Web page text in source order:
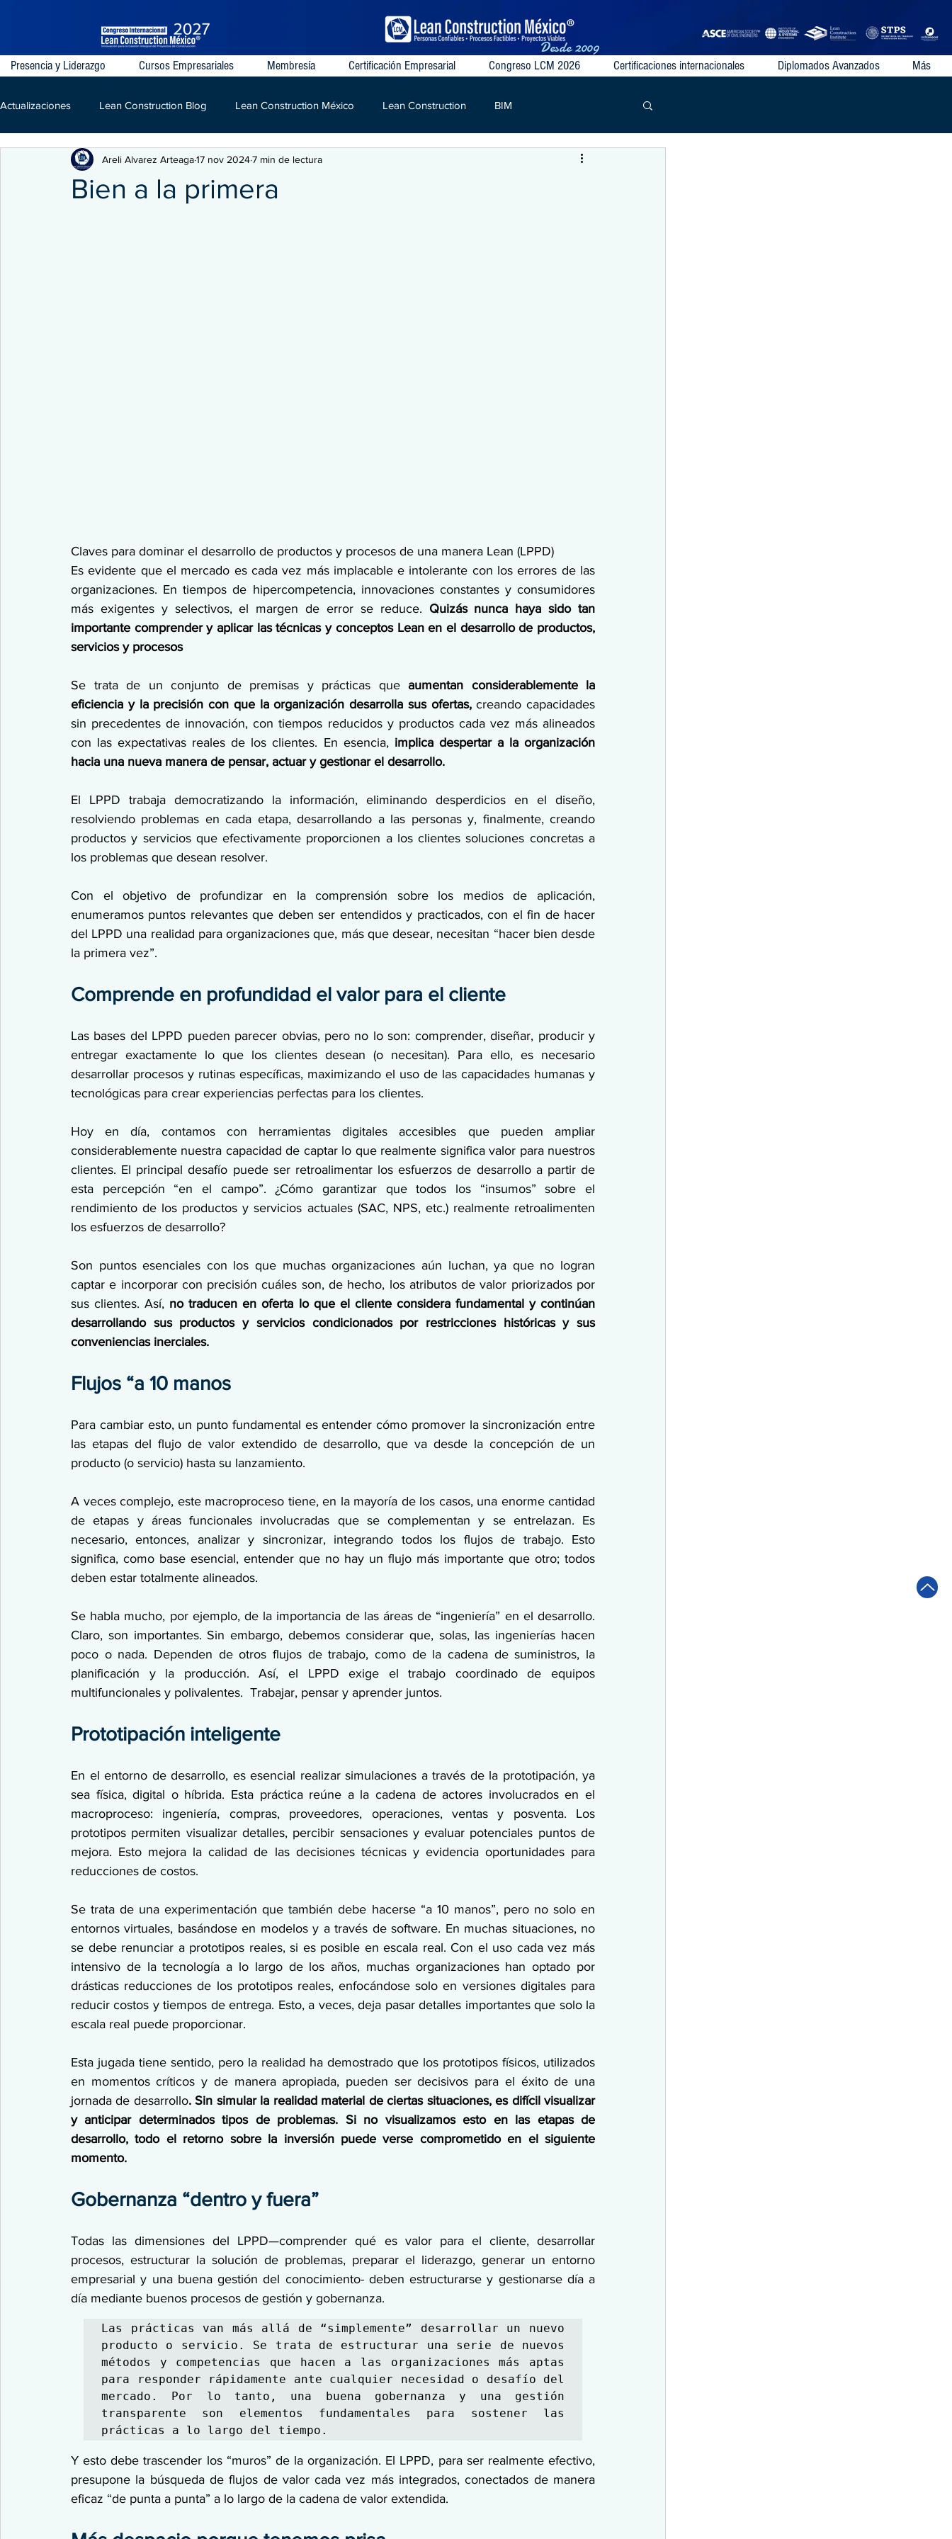
Desde 2009
Presencia y Liderazgo Cursos Empresariales Membresía Certificación Empresarial Congreso LCM 2026 Certificaciones internacionales Diplomados Avanzados Más
Actualizaciones Lean Construction Blog Lean Construction México Lean Construction BIM
Last Planner System VDC IPD Lean LPDS Contratos Colaborativos
Bien a la primera
Areli Alvarez Arteaga17 nov 20247 min de lectura
Claves para dominar el desarrollo de productos y procesos de una manera Lean (LPPD)
Es evidente que el mercado es cada vez más implacable e intolerante con los errores de las
organizaciones. En tiempos de hipercompetencia, innovaciones constantes y consumidores
más exigentes y selectivos, el margen de error se reduce. Quizás nunca haya sido tan
importante comprender y aplicar las técnicas y conceptos Lean en el desarrollo de productos,
servicios y procesos
Se trata de un conjunto de premisas y prácticas que aumentan considerablemente la
eficiencia y la precisión con que la organización desarrolla sus ofertas, creando capacidades
sin precedentes de innovación, con tiempos reducidos y productos cada vez más alineados
con las expectativas reales de los clientes. En esencia, implica despertar a la organización
hacia una nueva manera de pensar, actuar y gestionar el desarrollo.
El LPPD trabaja democratizando la información, eliminando desperdicios en el diseño,
resolviendo problemas en cada etapa, desarrollando a las personas y, finalmente, creando
productos y servicios que efectivamente proporcionen a los clientes soluciones concretas a
los problemas que desean resolver.
Con el objetivo de profundizar en la comprensión sobre los medios de aplicación,
enumeramos puntos relevantes que deben ser entendidos y practicados, con el fin de hacer
del LPPD una realidad para organizaciones que, más que desear, necesitan “hacer bien desde
la primera vez”.
Comprende en profundidad el valor para el cliente
Las bases del LPPD pueden parecer obvias, pero no lo son: comprender, diseñar, producir y
entregar exactamente lo que los clientes desean (o necesitan). Para ello, es necesario
desarrollar procesos y rutinas específicas, maximizando el uso de las capacidades humanas y
tecnológicas para crear experiencias perfectas para los clientes.
Hoy en día, contamos con herramientas digitales accesibles que pueden ampliar
considerablemente nuestra capacidad de captar lo que realmente significa valor para nuestros
clientes. El principal desafío puede ser retroalimentar los esfuerzos de desarrollo a partir de
esta percepción “en el campo”. ¿Cómo garantizar que todos los “insumos” sobre el
rendimiento de los productos y servicios actuales (SAC, NPS, etc.) realmente retroalimenten
los esfuerzos de desarrollo?
Son puntos esenciales con los que muchas organizaciones aún luchan, ya que no logran
captar e incorporar con precisión cuáles son, de hecho, los atributos de valor priorizados por
sus clientes. Así, no traducen en oferta lo que el cliente considera fundamental y continúan
desarrollando sus productos y servicios condicionados por restricciones históricas y sus
conveniencias inerciales.
Flujos “a 10 manos
Para cambiar esto, un punto fundamental es entender cómo promover la sincronización entre
las etapas del flujo de valor extendido de desarrollo, que va desde la concepción de un
producto (o servicio) hasta su lanzamiento.
A veces complejo, este macroproceso tiene, en la mayoría de los casos, una enorme cantidad
de etapas y áreas funcionales involucradas que se complementan y se entrelazan. Es
necesario, entonces, analizar y sincronizar, integrando todos los flujos de trabajo. Esto
significa, como base esencial, entender que no hay un flujo más importante que otro; todos
deben estar totalmente alineados.
Se habla mucho, por ejemplo, de la importancia de las áreas de “ingeniería” en el desarrollo.
Claro, son importantes. Sin embargo, debemos considerar que, solas, las ingenierías hacen
poco o nada. Dependen de otros flujos de trabajo, como de la cadena de suministros, la
planificación y la producción. Así, el LPPD exige el trabajo coordinado de equipos
multifuncionales y polivalentes.  Trabajar, pensar y aprender juntos.
Prototipación inteligente
En el entorno de desarrollo, es esencial realizar simulaciones a través de la prototipación, ya
sea física, digital o híbrida. Esta práctica reúne a la cadena de actores involucrados en el
macroproceso: ingeniería, compras, proveedores, operaciones, ventas y posventa. Los
prototipos permiten visualizar detalles, percibir sensaciones y evaluar potenciales puntos de
mejora. Esto mejora la calidad de las decisiones técnicas y evidencia oportunidades para
reducciones de costos.
Se trata de una experimentación que también debe hacerse “a 10 manos”, pero no solo en
entornos virtuales, basándose en modelos y a través de software. En muchas situaciones, no
se debe renunciar a prototipos reales, si es posible en escala real. Con el uso cada vez más
intensivo de la tecnología a lo largo de los años, muchas organizaciones han optado por
drásticas reducciones de los prototipos reales, enfocándose solo en versiones digitales para
reducir costos y tiempos de entrega. Esto, a veces, deja pasar detalles importantes que solo la
escala real puede proporcionar.
Esta jugada tiene sentido, pero la realidad ha demostrado que los prototipos físicos, utilizados
en momentos críticos y de manera apropiada, pueden ser decisivos para el éxito de una
jornada de desarrollo. Sin simular la realidad material de ciertas situaciones, es difícil visualizar
y anticipar determinados tipos de problemas. Si no visualizamos esto en las etapas de
desarrollo, todo el retorno sobre la inversión puede verse comprometido en el siguiente
momento.
Gobernanza “dentro y fuera”
Todas las dimensiones del LPPD—comprender qué es valor para el cliente, desarrollar
procesos, estructurar la solución de problemas, preparar el liderazgo, generar un entorno
empresarial y una buena gestión del conocimiento- deben estructurarse y gestionarse día a
día mediante buenos procesos de gestión y gobernanza.
Las prácticas van más allá de “simplemente” desarrollar un nuevo
producto o servicio. Se trata de estructurar una serie de nuevos
métodos y competencias que hacen a las organizaciones más aptas
para responder rápidamente ante cualquier necesidad o desafío del
mercado. Por lo tanto, una buena gobernanza y una gestión
transparente son elementos fundamentales para sostener las
prácticas a lo largo del tiempo.
Y esto debe trascender los “muros” de la organización. El LPPD, para ser realmente efectivo,
presupone la búsqueda de flujos de valor cada vez más integrados, conectados de manera
eficaz “de punta a punta” a lo largo de la cadena de valor extendida.